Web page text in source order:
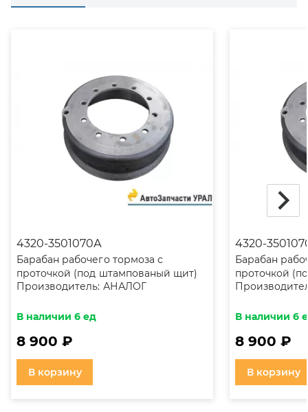
4320-3501070А
Барабан рабочего тормоза с
проточкой (под штампованый щит)
Производитель: АНАЛОГ
В наличии 6 ед
8 900 ₽
В корзину
4320-
Барабан
проточкой
В наличии 6
8 900 ₽
В корзину